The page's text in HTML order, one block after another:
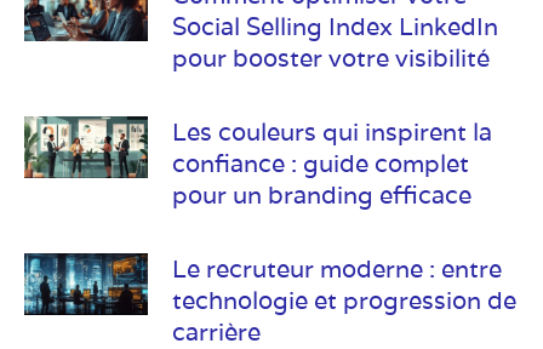
Social Selling Index LinkedIn
pour booster votre visibilité
Les couleurs qui inspirent la
confiance : guide complet
pour un branding efficace
Le recruteur moderne : entre
technologie et progression de
carrière